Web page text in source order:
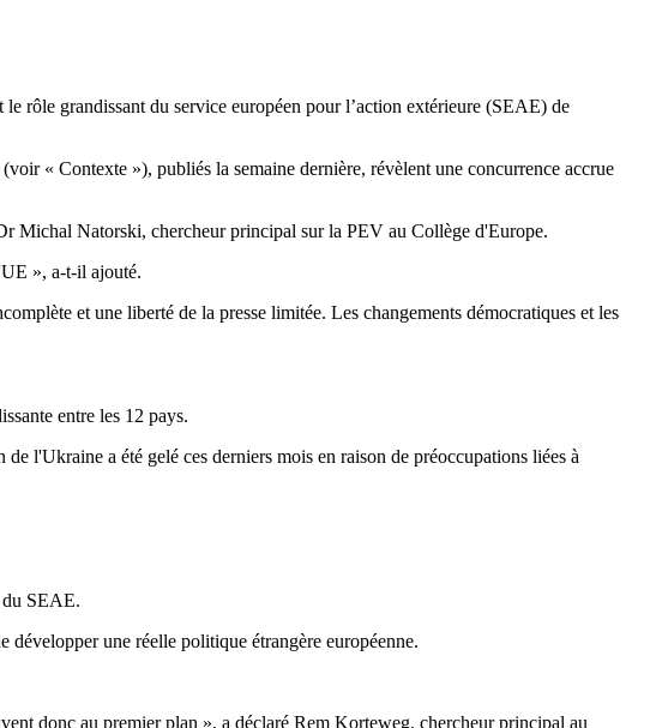
le rôle grandissant du service européen pour l’action extérieure (SEAE) de
« Contexte »), publiés la semaine dernière, révèlent une concurrence accrue
Michal Natorski, chercheur principal sur la PEV au Collège d'Europe.
», a-t-il ajouté.
et une liberté de la presse limitée. Les changements démocratiques et les
entre les 12 pays.
l'Ukraine a été gelé ces derniers mois en raison de préoccupations liées à
du SEAE.
une réelle politique étrangère européenne.
donc au premier plan », a déclaré Rem Korteweg, chercheur principal au